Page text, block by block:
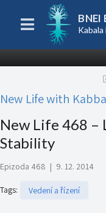
BNEI
Kabala
New Life with
New Life 468 –
Stability
Epizoda 468 | 9. 12. 2014
Tags: Vedení a řízení